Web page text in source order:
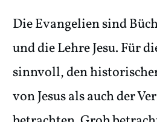
Die Evangelien sind
und die Lehre Jesu. Für
sinnvoll, den
von Jesus als auch der